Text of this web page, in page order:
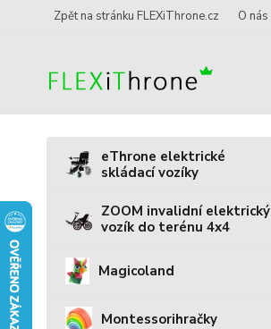
Zpět na stránku FLEXiThrone.cz O nás
eThrone elektrické
skládací vozíky
ZOOM invalidní elektrický
vozík do terénu 4x4
Magicoland
Montessorihračky